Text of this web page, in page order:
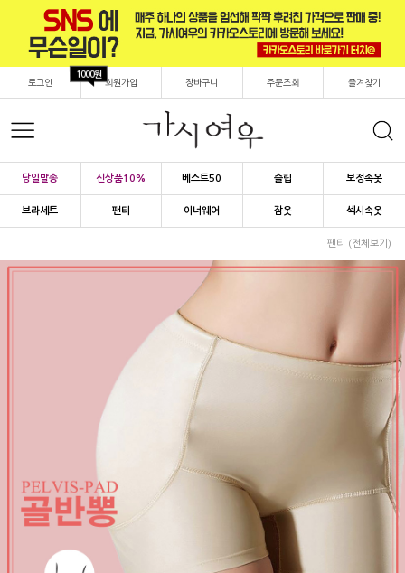
로그인 회원가입
1000원
장바구니 주문조회 즐겨찾기
당일발송 신상품10% 베스트50 슬립 보정속옷
브라세트 팬티 이너웨어 잠옷 섹시속옷
팬티 (전체보기)